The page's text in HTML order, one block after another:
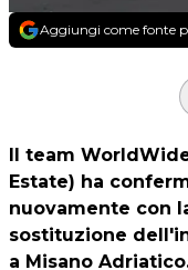
Aggiungi come fonte
Il team
Estate) ha
nuovamente con
sostituzione
a Misano